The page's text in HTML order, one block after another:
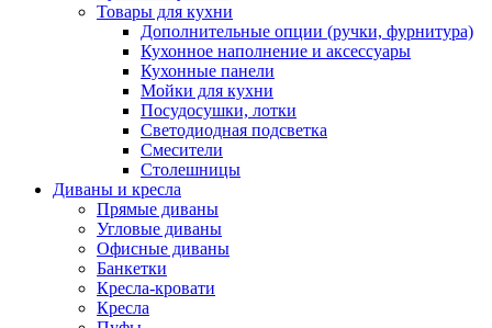
Товары для кухни
Дополнительные опции (ручки, фурнитура)
Кухонное наполнение и аксессуары
Кухонные панели
Мойки для кухни
Посудосушки, лотки
Светодиодная подсветка
Смесители
Столешницы
Диваны и кресла
Прямые диваны
Угловые диваны
Офисные диваны
Банкетки
Кресла-кровати
Кресла